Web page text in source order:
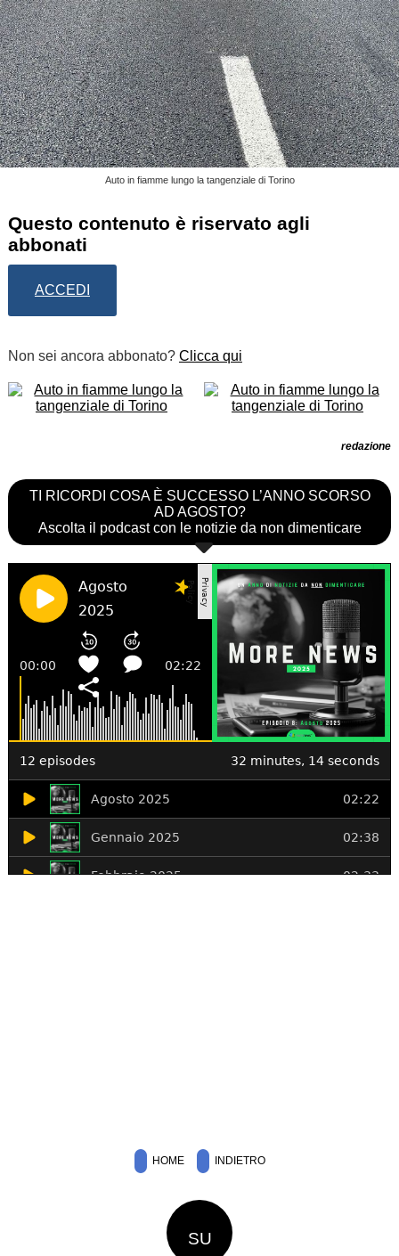
Auto in fiamme lungo la tangenziale di Torino
Questo contenuto è riservato agli
abbonati
ACCEDI
Non sei ancora abbonato? Clicca qui
redazione
TI RICORDI COSA È SUCCESSO L’ANNO SCORSO
AD AGOSTO?
Ascolta il podcast con le notizie da non dimenticare
HOME INDIETRO
SU